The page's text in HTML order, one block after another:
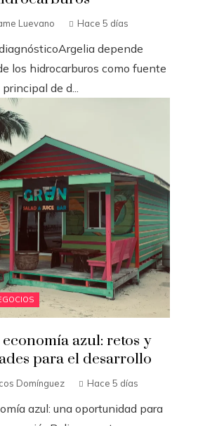
Luevano Hace 5 días
depende
los hidrocarburos como fuente
principal de d...
azul: retos y
para el desarrollo
Domínguez Hace 5 días
azul: una oportunidad para